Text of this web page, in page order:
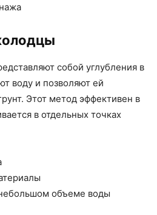
собой углубления в
воду и позволяют ей
Этот метод эффективен в
в отдельных точках
объеме воды